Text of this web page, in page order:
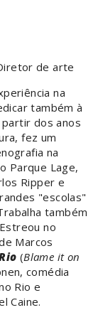
de arte
na
também à
partir dos anos
fez um
na
Parque Lage,
Ripper e
"escolas"
também
no
Marcos
(Blame it on
comédia
Rio e
Caine.